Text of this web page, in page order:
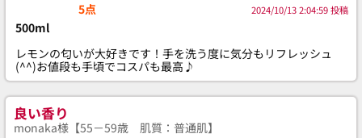
5点
2024/10/13 2:04:59 投稿
500ml
レモンの匂いが大好きです！手を洗う度に気分もリフレッシュ
(^^)お値段も手頃でコスパも最高♪
良い香り
monaka様【55－59歳 肌質：普通肌】